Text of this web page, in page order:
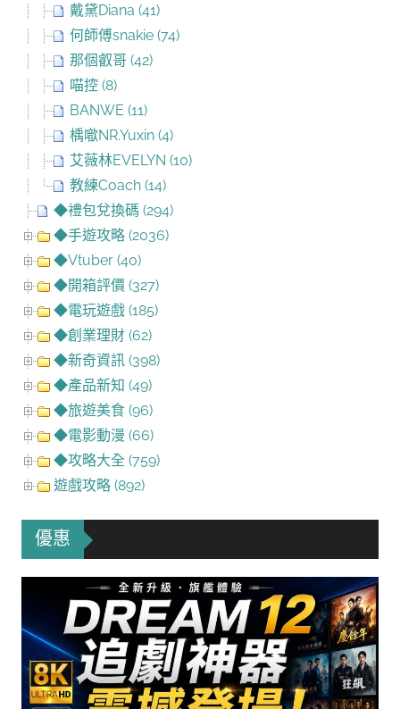
戴黛Diana (41)
何師傅snakie (74)
那個叡哥 (42)
喵控 (8)
BANWE (11)
楀噷NR.Yuxin (4)
艾薇林EVELYN (10)
教練Coach (14)
◆禮包兌換碼 (294)
◆手遊攻略 (2036)
◆Vtuber (40)
◆開箱評價 (327)
◆電玩遊戲 (185)
◆創業理財 (62)
◆新奇資訊 (398)
◆產品新知 (49)
◆旅遊美食 (96)
◆電影動漫 (66)
◆攻略大全 (759)
遊戲攻略 (892)
優惠